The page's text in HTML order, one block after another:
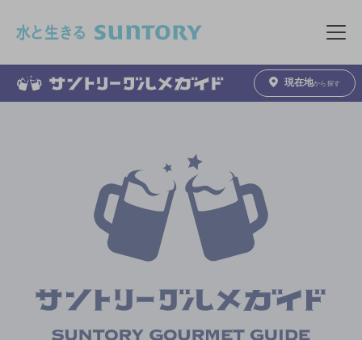
メニュ
現在地から探す